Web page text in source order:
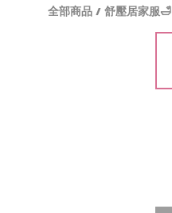
全部商品/舒壓居家服🛁